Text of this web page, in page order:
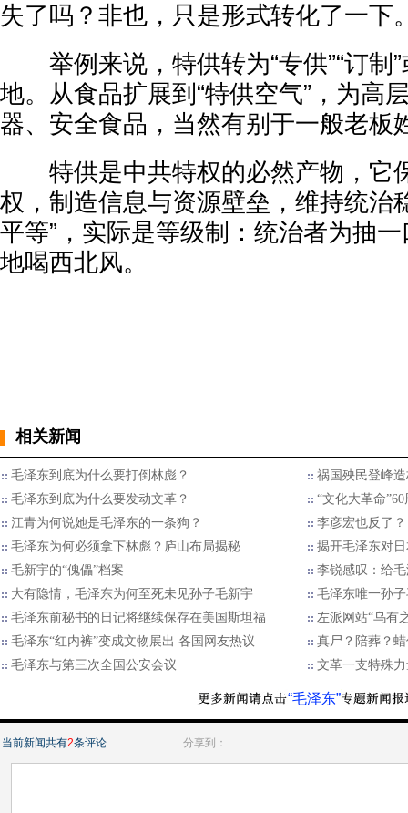
失了吗？非也，只是形式转化了一下
举例来说，特供转为“专供”“订制”
地。从食品扩展到“特供空气”，为高
器、安全食品，当然有别于一般老
特供是中共特权的必然产物，它
权，制造信息与资源壁垒，维持统治
平等”，实际是等级制：统治者为抽
地喝西北风。
相关新闻
毛泽东到底为什么要打倒林彪？
祸国殃民登峰
毛泽东到底为什么要发动文革？
“文化大革命
江青为何说她是毛泽东的一条狗？
李彦宏也反了？
毛泽东为何必须拿下林彪？庐山布局揭秘
揭开毛泽东对
毛新宇的“傀儡”档案
李锐感叹：给
大有隐情，毛泽东为何至死未见孙子毛新宇
毛泽东唯一孙
毛泽东前秘书的日记将继续保存在美国斯坦福
左派网站“乌有
毛泽东“红内裤”变成文物展出 各国网友热议
真尸？陪葬？
毛泽东与第三次全国公安会议
文革一支特殊
“毛泽东”
当前新闻共有2条评论 分享到：